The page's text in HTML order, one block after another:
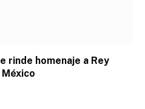
rinde homenaje a Rey